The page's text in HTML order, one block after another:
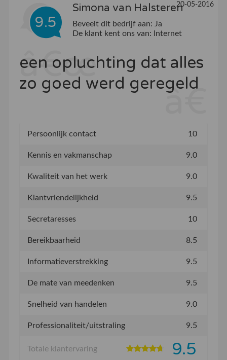
9.5
Simona van Halsteren20-05-2016
Beveelt dit bedrijf aan: Ja
De klant kent ons van:
Internet
een opluchting dat alles
zo goed werd geregeld
Persoonlijk contact 10
Kennis en vakmanschap 9.0
Kwaliteit van het werk 9.0
Klantvriendelijkheid 9.5
Secretaresses 10
Bereikbaarheid 8.5
Informatieverstrekking 9.5
De mate van meedenken 9.5
Snelheid van handelen 9.0
Professionaliteit/uitstraling 9.5
Totale klantervaring 9.5